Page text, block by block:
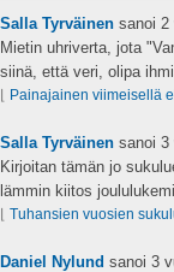
Salla Tyrväinen sanoi 2
Mietin uhriverta, jota
siinä, että veri, olipa
⌊ Painajainen viimeisellä
Salla Tyrväinen sanoi 3
Kirjoitan tämän jo
lämmin kiitos
⌊ Tuhansien vuosien
Daniel Nylund sanoi 3